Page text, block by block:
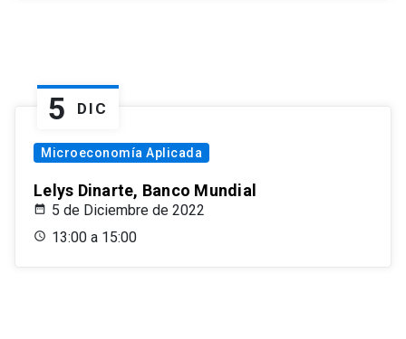
5 DIC
Microeconomía Aplicada
Lelys Dinarte, Banco Mundial
5 de Diciembre de 2022
13:00 a 15:00